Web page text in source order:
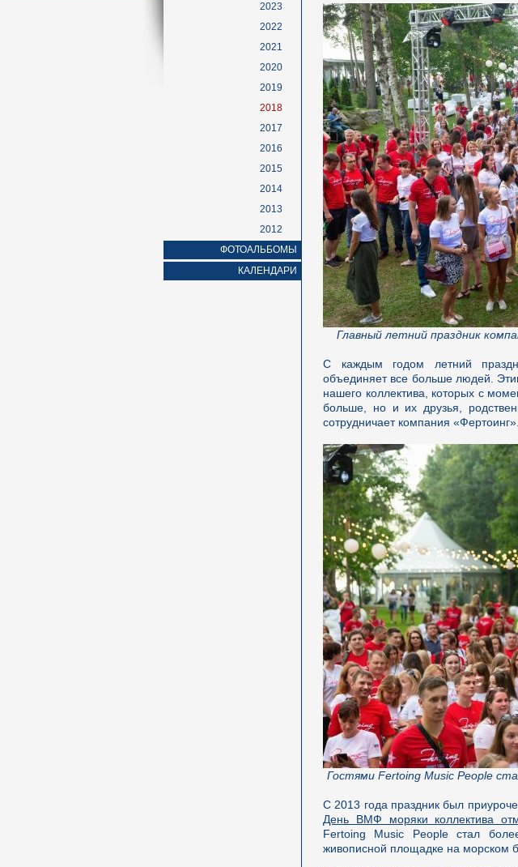
2023
2022
2021
2020
2019
2018
2017
2016
2015
2014
2013
2012
ФОТОАЛЬБОМЫ
КАЛЕНДАРИ
Главный летний праздник
С каждым годом летний
объединяет все больше людей.
нашего коллектива, которых с
больше, но и их друзья,
сотрудничает компания «Фертоинг».
Гостями Fertoing Music People
С 2013 года праздник был
День ВМФ моряки коллектива
Fertoing Music People стал
живописной площадке на морском